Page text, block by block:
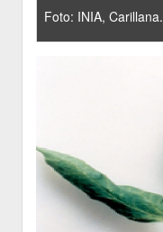
Foto: INIA, Carillana.